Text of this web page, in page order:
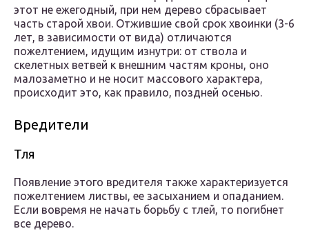
этот не ежегодный, при нем дерево сбрасывает
часть старой хвои. Отжившие свой срок хвоинки (3-6
лет, в зависимости от вида) отличаются
пожелтением, идущим изнутри: от ствола и
скелетных ветвей к внешним частям кроны, оно
малозаметно и не носит массового характера,
происходит это, как правило, поздней осенью.
Вредители
Тля
Появление этого вредителя также характеризуется
пожелтением листвы, ее засыханием и опаданием.
Если вовремя не начать борьбу с тлей, то погибнет
все дерево.